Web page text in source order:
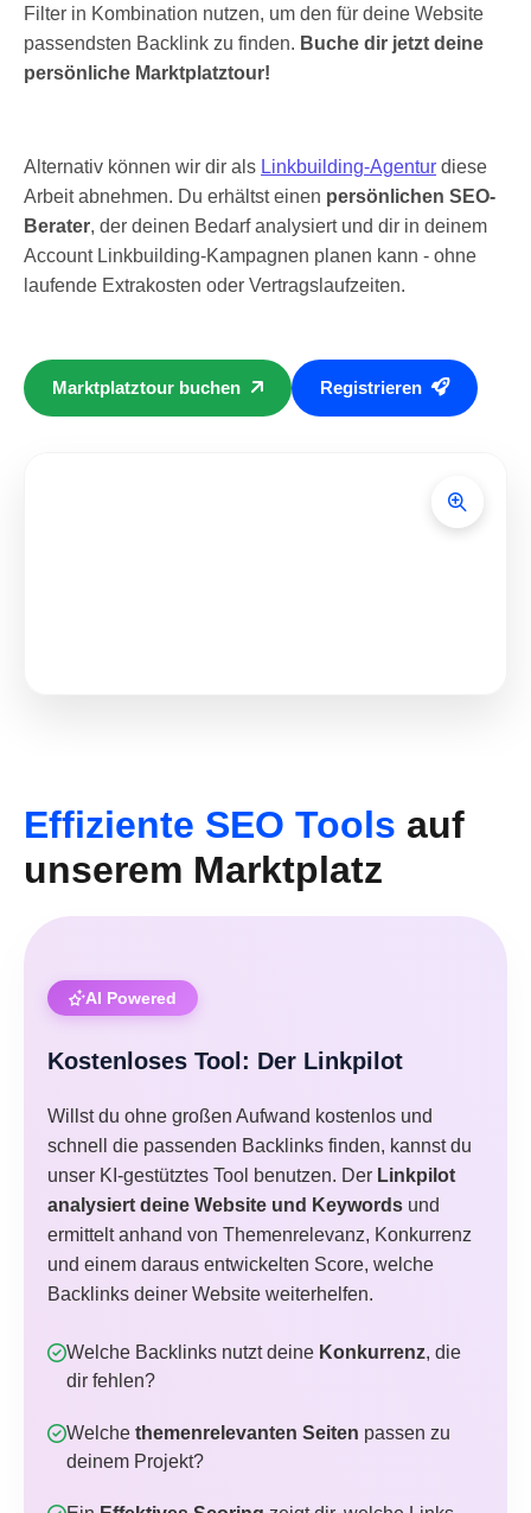
Filter in Kombination nutzen, um den für deine Website
passendsten Backlink zu finden. Buche dir jetzt deine
persönliche Marktplatztour!
Alternativ können wir dir als Linkbuilding-Agentur diese
Arbeit abnehmen. Du erhältst einen persönlichen SEO-
Berater, der deinen Bedarf analysiert und dir in deinem
Account Linkbuilding-Kampagnen planen kann - ohne
laufende Extrakosten oder Vertragslaufzeiten.
Marktplatztour buchen Registrieren
Effiziente SEO Tools auf
unserem Marktplatz
AI Powered
Kostenloses Tool: Der Linkpilot
Willst du ohne großen Aufwand kostenlos und
schnell die passenden Backlinks finden, kannst du
unser KI-gestütztes Tool benutzen. Der Linkpilot
analysiert deine Website und Keywords und
ermittelt anhand von Themenrelevanz, Konkurrenz
und einem daraus entwickelten Score, welche
Backlinks deiner Website weiterhelfen.
Welche Backlinks nutzt deine Konkurrenz, die
dir fehlen?
Welche themenrelevanten Seiten passen zu
deinem Projekt?